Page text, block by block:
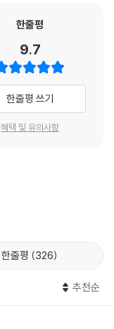
한줄평
9.7
한줄평 쓰기
혜택 및 유의사항
한줄평 326
추천순